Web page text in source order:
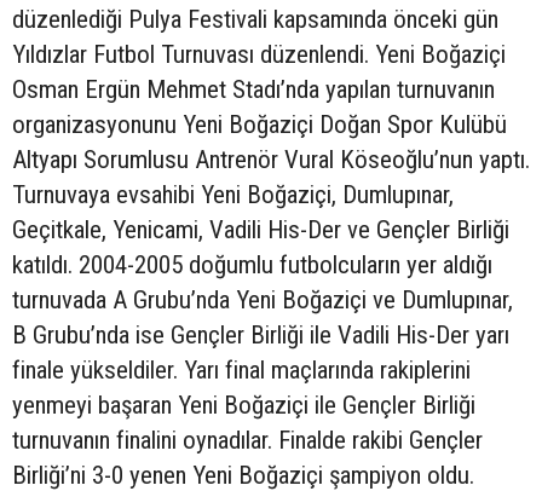
düzenlediği Pulya Festivali kapsamında önceki gün
Yıldızlar Futbol Turnuvası düzenlendi. Yeni Boğaziçi
Osman Ergün Mehmet Stadı’nda yapılan turnuvanın
organizasyonunu Yeni Boğaziçi Doğan Spor Kulübü
Altyapı Sorumlusu Antrenör Vural Köseoğlu’nun yaptı.
Turnuvaya evsahibi Yeni Boğaziçi, Dumlupınar,
Geçitkale, Yenicami, Vadili His-Der ve Gençler Birliği
katıldı. 2004-2005 doğumlu futbolcuların yer aldığı
turnuvada A Grubu’nda Yeni Boğaziçi ve Dumlupınar,
B Grubu’nda ise Gençler Birliği ile Vadili His-Der yarı
finale yükseldiler. Yarı final maçlarında rakiplerini
yenmeyi başaran Yeni Boğaziçi ile Gençler Birliği
turnuvanın finalini oynadılar. Finalde rakibi Gençler
Birliği’ni 3-0 yenen Yeni Boğaziçi şampiyon oldu.